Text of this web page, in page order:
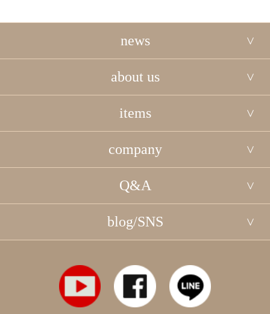
news
about us
items
company
Q&A
blog/SNS